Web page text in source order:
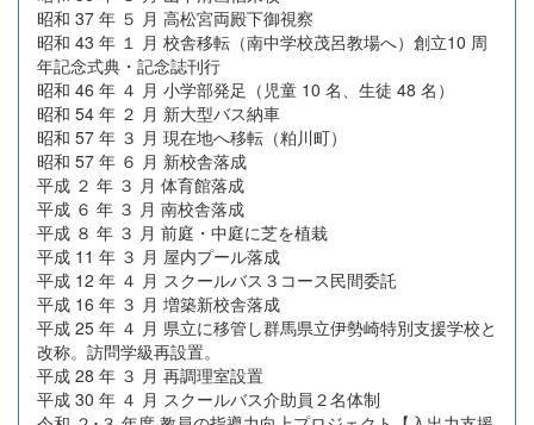
昭和 37 年 ５ 月 高松宮両殿下御視察
昭和 43 年 １ 月 校舎移転（南中学校茂呂教場へ）創立10 周
年記念式典・記念誌刊行
昭和 46 年 ４ 月 小学部発足（児童 10 名、生徒 48 名）
昭和 54 年 ２ 月 新大型バス納車
昭和 57 年 ３ 月 現在地へ移転（粕川町）
昭和 57 年 ６ 月 新校舎落成
平成 ２ 年 ３ 月 体育館落成
平成 ６ 年 ３ 月 南校舎落成
平成 ８ 年 ３ 月 前庭・中庭に芝を植栽
平成 11 年 ３ 月 屋内プール落成
平成 12 年 ４ 月 スクールバス３コース民間委託
平成 16 年 ３ 月 増築新校舎落成
平成 25 年 ４ 月 県立に移管し群馬県立伊勢崎特別支援学校と
改称。訪問学級再設置。
平成 28 年 ３ 月 再調理室設置
平成 30 年 ４ 月 スクールバス介助員２名体制